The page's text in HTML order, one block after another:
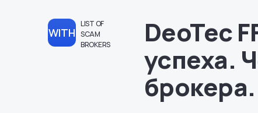
WITH
LIST OF
SCAM
BROKERS
DeoTec
успеха.
брокера.